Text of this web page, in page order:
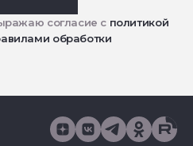
согласие с политикой
обработки